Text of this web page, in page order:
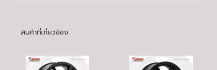
สินค้าที่เกี่ยวข้อง